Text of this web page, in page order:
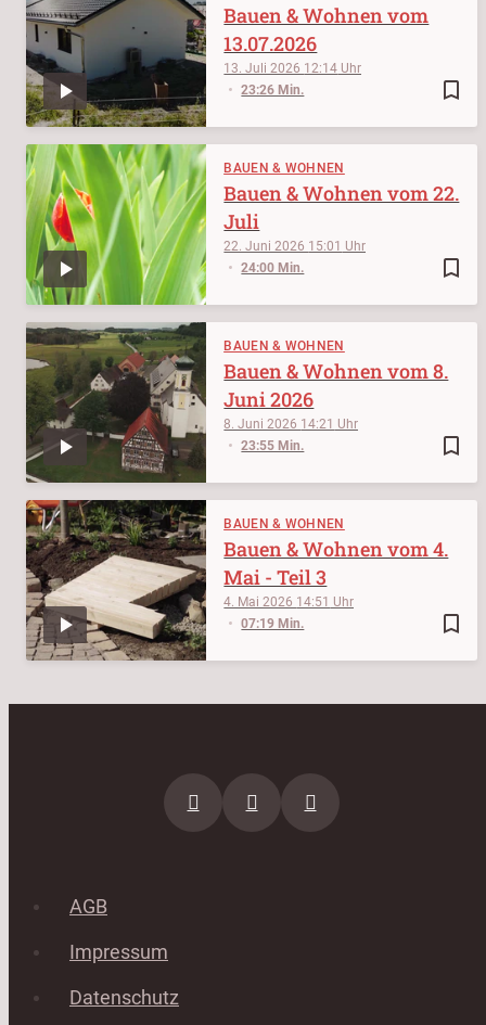
bookmark_border
13. Juli 2026 12:14
23:26 Min.
Bauen & Wohnen vom
13.07.2026
BAUEN & WOHNEN
bookmark_border
22. Juni 2026 15:01
24:00 Min.
Bauen & Wohnen vom 22.
Juli
BAUEN & WOHNEN
bookmark_border
8. Juni 2026 14:21
23:55 Min.
Bauen & Wohnen vom 8.
Juni 2026
BAUEN & WOHNEN
bookmark_border
4. Mai 2026 14:51
07:19 Min.
Bauen & Wohnen vom 4.
Mai - Teil 3
AGB
Impressum
Datenschutz